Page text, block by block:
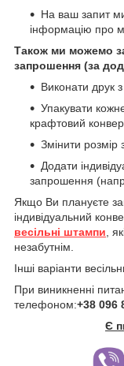
На ваш запит
інформацію про
Також ми можемо
запрошення (за
Виконати друк з
Упакувати
крафтовий
Змінити
Додати
запрошення
Якщо Ви плануєте
індивідуальний
весільні штампи ,
незабутнім.
Інші варіанти
При виникненні
телефоном:+38 096
Є